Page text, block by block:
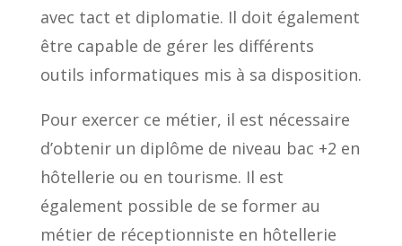
avec tact et diplomatie. Il doit également
être capable de gérer les différents
outils informatiques mis à sa disposition.
Pour exercer ce métier, il est nécessaire
d’obtenir un diplôme de niveau bac +2 en
hôtellerie ou en tourisme. Il est
également possible de se former au
métier de réceptionniste en hôtellerie